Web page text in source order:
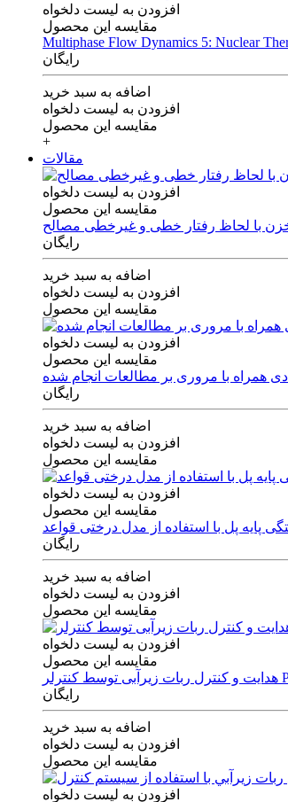
افزودن به لیست دلخواه
مقایسه این محصول
Multiphase Flow Dynamics 5: Nuclear
رایگان
اضافه به سبد خرید
افزودن به لیست دلخواه
مقایسه این محصول
+
مقالات
افزودن به لیست دلخواه
مقایسه این محصول
با لحاظ رفتار خطی و غیرخطی مصالح
رایگان
اضافه به سبد خرید
افزودن به لیست دلخواه
مقایسه این محصول
افزودن به لیست دلخواه
مقایسه این محصول
همراه با مروری بر مطالعات انجام شده
رایگان
اضافه به سبد خرید
افزودن به لیست دلخواه
مقایسه این محصول
افزودن به لیست دلخواه
مقایسه این محصول
رایگان
اضافه به سبد خرید
افزودن به لیست دلخواه
مقایسه این محصول
افزودن به لیست دلخواه
مقایسه این محصول
رایگان
اضافه به سبد خرید
افزودن به لیست دلخواه
مقایسه این محصول
افزودن به لیست دلخواه